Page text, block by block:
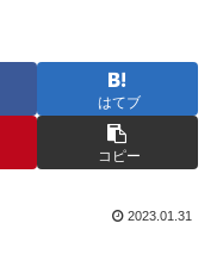
はてブ
コピー
2023.01.31